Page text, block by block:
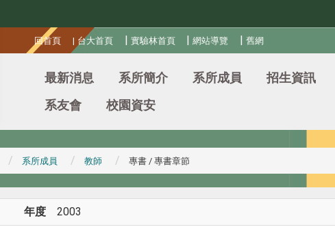
回首頁 | 台大首頁 | 實驗林首頁 |網站導覽 |舊網
最新消息 系所簡介 系所成員 招生資訊
系友會
校園資安
系所成員 教師 專書 / 專書章節
年度 2003